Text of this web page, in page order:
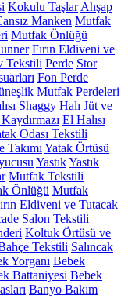
Kokulu Taşlar Ahşap
Manken Mutfak
Mutfak Önlüğü
Fırın Eldiveni ve
Tekstili Perde Stor
Fon Perde
Mutfak Perdeleri
Shaggy Halı Jüt ve
El Halısı
Odası Tekstili
Takımı Yatak Örtüsü
YastıkYastık
Mutfak Tekstili
Önlüğü Mutfak
Eldiveni ve Tutacak
Salon Tekstili
Koltuk Örtüsü ve
Tekstili Salıncak
Yorganı Bebek
Battaniyesi Bebek
Banyo Bakım